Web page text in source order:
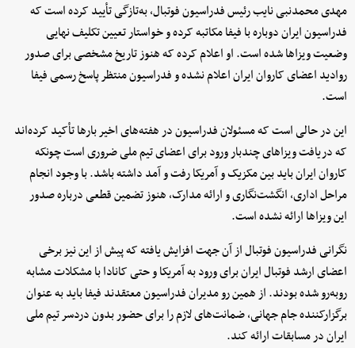
مهدی محمدنبی نایب رئیس فدراسیون فوتبال، به‌تازگی تأیید کرده است که
فدراسیون ایران دوباره با فیفا مکاتبه کرده و خواستار تعیین تکلیف نهایی
وضعیت ویزاها شده است. او اعلام کرده که هنوز تاریخ مشخصی برای صدور
روادید اعضای کاروان ایران اعلام نشده و فدراسیون منتظر پاسخ رسمی فیفا
است.
این در حالی است که مسئولان فدراسیون در هفته‌های اخیر بارها تأکید کرده‌اند
که دریافت ویزاهای چندبار ورود برای اعضای تیم ملی ضروری است چونکه
کاروان ایران باید بین مکزیک و آمریکا رفت و آمد داشته باشد. با وجود انجام
مراحل اداری، انگشت‌نگاری و ارائه مدارک، هنوز تضمین قطعی درباره صدور
این ویزاها ارائه نشده است.
نگرانی فدراسیون فوتبال از آن جهت افزایش یافته که پیش از این نیز برخی
اعضای ارشد فوتبال ایران برای ورود به آمریکا و حتی کانادا با مشکلات مشابه
روبه‌رو شده بودند. از همین رو مدیران فدراسیون معتقدند فیفا باید به عنوان
برگزارکننده جام جهانی، ضمانت‌های لازم را برای حضور بدون دردسر تیم ملی
ایران در مسابقات ارائه کند.